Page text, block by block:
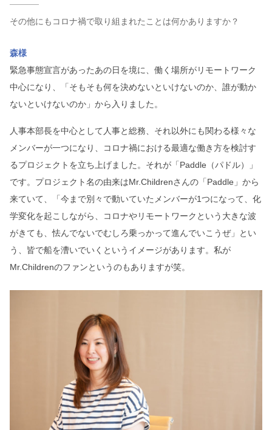
その他にもコロナ禍で取り組まれたことは何かありますか？
森様
緊急事態宣言があったあの日を境に、働く場所がリモートワーク
中心になり、「そもそも何を決めないといけないのか、誰が動か
ないといけないのか」から入りました。
人事本部長を中心として人事と総務、それ以外にも関わる様々な
メンバーが一つになり、コロナ禍における最適な働き方を検討す
るプロジェクトを立ち上げました。それが「Paddle（パドル）」
です。プロジェクト名の由来はMr.Childrenさんの「Paddle」から
来ていて、「今まで別々で動いていたメンバーが1つになって、化
学変化を起こしながら、コロナやリモートワークという大きな波
がきても、怯んでないでむしろ乗っかって進んでいこうぜ」とい
う、皆で船を漕いでいくというイメージがあります。私が
Mr.Childrenのファンというのもありますが笑。